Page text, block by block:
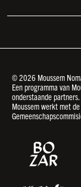
© 2026 Moussem
Een programma van
onderstaande partners.
Moussem werkt met